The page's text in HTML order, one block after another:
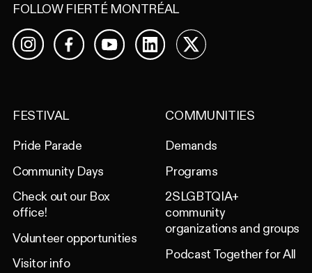
FOLLOW FIERTÉ MONTRÉAL
InstagramFacebookYouTubeLinkedIn
X
FESTIVAL
Pride Parade
Community Days
Check out our Box
office!
Volunteer opportunities
Visitor info
COMMUNITIES
Demands
Programs
2SLGBTQIA+
community
organizations and groups
Podcast Together for All